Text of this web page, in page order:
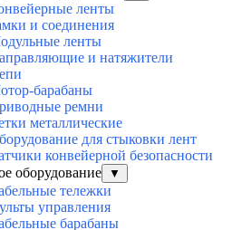
ленты
и соединения
ленты
и натяжители
барабаны
ремни
металлические
для стыковки лент
конвейерной безопасности
оборудование
▼
тележки
управления
барабаны